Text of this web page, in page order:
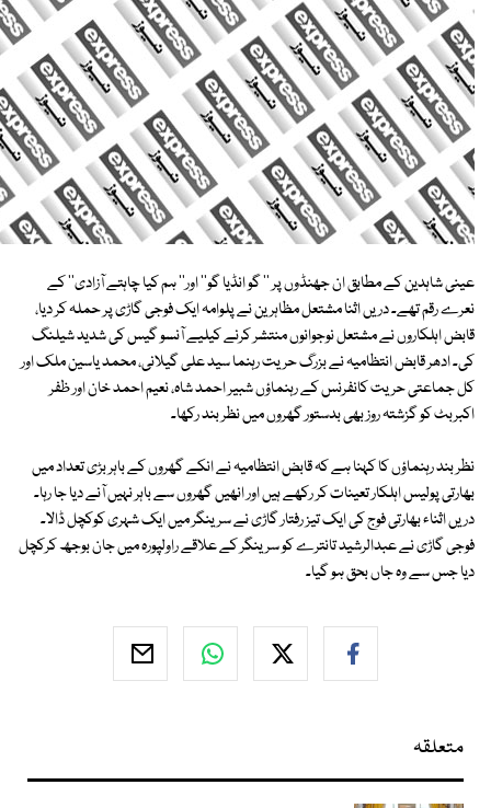
عینی شاہدین کے مطابق ان جھنڈوں پر '' گو انڈیا گو'' اور'' ہم کیا چاہتے آزادی'' کے
نعرے رقم تھے۔ دریں اثنا مشتعل مظاہرین نے پلوامہ ایک فوجی گاڑی پر حملہ کر دیا،
قابض اہلکاروں نے مشتعل نوجوانوں منتشر کرنے کیلیے آنسو گیس کی شدید شیلنگ
کی۔ ادھر قابض انتظامیہ نے بزرگ حریت رہنما سید علی گیلانی، محمد یاسین ملک اور
کل جماعتی حریت کانفرنس کے رہنماؤں شبیر احمد شاہ، نعیم احمد خان اور ظفر
اکبربٹ کو گزشتہ روز بھی بدستور گھروں میں نظر بند رکھا۔
نظر بند رہنماؤں کا کہنا ہے کہ قابض انتظامیہ نے انکے گھروں کے باہر بڑی تعداد میں
بھارتی پولیس اہلکار تعینات کر رکھے ہیں اور انھیں گھروں سے باہر نہیں آنے دیا جا رہا۔
دریں اثناء بھارتی فوج کی ایک تیز رفتار گاڑی نے سرینگر میں ایک شہری کوکچل ڈالا۔
فوجی گاڑی نے عبدالرشید تانترے کو سرینگر کے علاقے راولپورہ میں جان بوجھ کرکچل
دیا جس سے وہ جاں بحق ہو گیا۔
متعلقہ